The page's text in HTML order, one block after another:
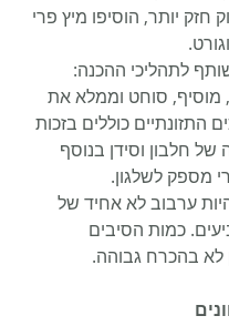
יותר, הוסיפו מיץ פרי
לתהליכי ההכנה:
מוסיף, סוחט וממלא את
התזונתיים כוללים בזכות
של חלבון וסידן בנוסף
מספק לשלגון.
ערבוב לא אחיד של
כמות הסיבים
לא בהכרח גבוהה.